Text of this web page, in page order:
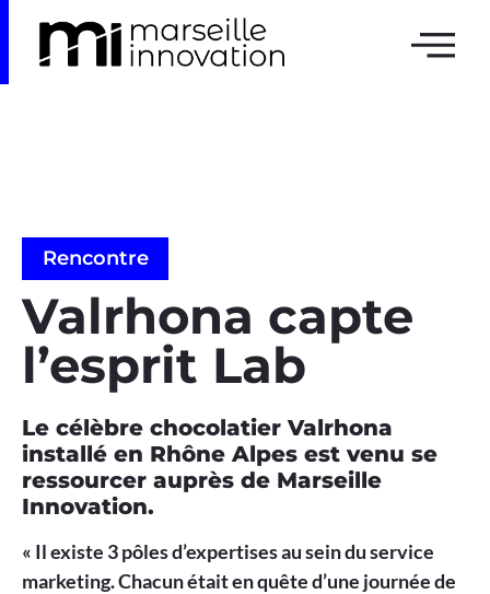
Rencontre
Valrhona capte
l’esprit Lab
Le célèbre chocolatier Valrhona
installé en Rhône Alpes est venu se
ressourcer auprès de Marseille
Innovation.
« Il existe 3 pôles d’expertises au sein du service
marketing. Chacun était en quête d’une journée de